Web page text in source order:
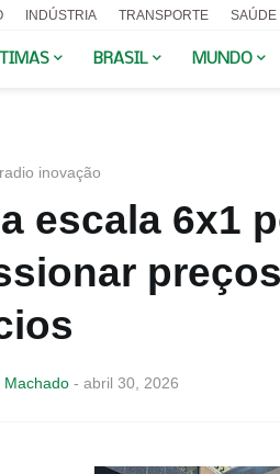
INDÚSTRIA TRANSPORTE SAÚDE
BRASIL MUNDO
radio inovação
escala 6x1
Machado - abril 30, 2026